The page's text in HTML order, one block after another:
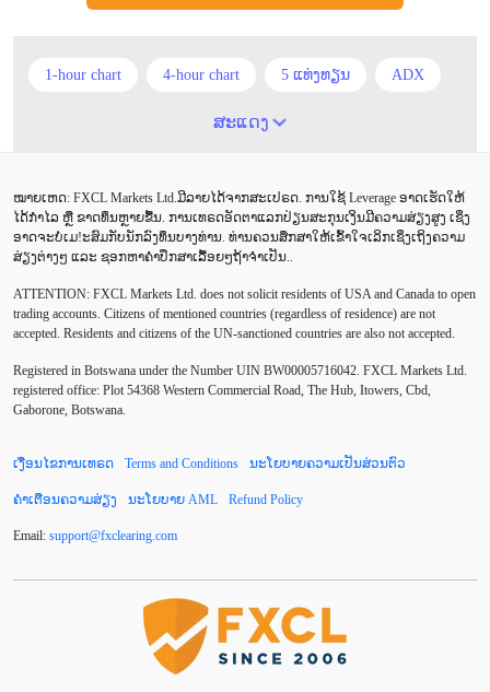
1-hour chart 4-hour chart 5 ແທ່ງທຽນ ADX
Alexander Elder
Buy Stop CAD CHF COVID-19 CPI
Canadian dollar Charles Dow
Chinese Yuan Correlation Matrix D1 DailyFX
Default mode network Doji EA EA ເຊີງລຸກ
ECB ECN EMA EUR EUR/AUD
GBP/JPY GBP/USD
Great Britain pound H1 H4
ສະແດງ
ໝາຍເຫດ: FXCL Markets Ltd.ມີລາຍໄດ້ຈາກສະເປຣດ. ການໃຊ້ Leverage ອາດເຮັດໃຫ້
ໄດ້ກຳໄລ ຫຼື ຂາດທຶນຫຼາຍຂື້ນ. ການເທຣດອັດຕາແລກປ່ຽນສະກຸນເງິນມີຄວາມສ່ຽງສູງ ເຊິ່ງ
ອາດຈະບໍ່ເມ!ະສົມກັບນັກລົງທຶນບາງທ່ານ. ທ່ານຄວນສຶກສາໃຫ້ເຂົ້າໃຈເລິກເຊິ່ງເຖິງຄວາມ
ສ່ຽງຕ່າງໆ ແລະ ຊອກຫາຄຳປຶກສາເລື້ອຍໆຖ້າຈຳເປັນ..
ATTENTION: FXCL Markets Ltd. does not solicit residents of USA and Canada to open
trading accounts. Citizens of mentioned countries (regardless of residence) are not
accepted. Residents and citizens of the UN-sanctioned countries are also not accepted.
Registered in Botswana under the Number UIN BW00005716042. FXCL Markets Ltd.
registered office: Plot 54368 Western Commercial Road, The Hub, Itowers, Cbd,
Gaborone, Botswana.
ເງື່ອນໄຂການເທຣດ Terms and Conditions ນະໂຍບາຍຄວາມເປັນສ່ວນຕົວ
ຄຳເຕືອນຄວາມສ່ຽງ ນະໂຍບາຍ AML Refund Policy
Email: support@fxclearing com